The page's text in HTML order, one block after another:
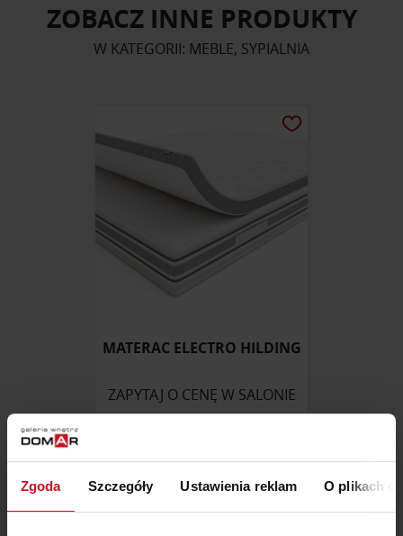
Zgoda Szczegóły Ustawienia reklam O plikach
ZOBACZ INNE PRODUKTY
W KATEGORII: MEBLE, SYPIALNIA
MATERAC ELECTRO HILDING
ZAPYTAJ O CENĘ W SALONIE